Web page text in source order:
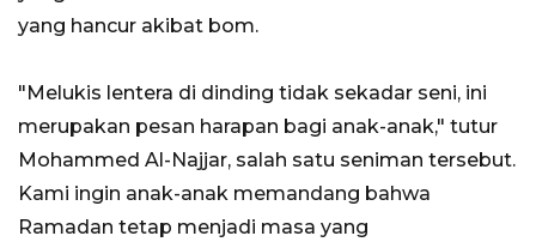
yang hancur akibat bom.
"Melukis lentera di dinding tidak sekadar seni, ini
merupakan pesan harapan bagi anak-anak," tutur
Mohammed Al-Najjar, salah satu seniman tersebut.
Kami ingin anak-anak memandang bahwa
Ramadan tetap menjadi masa yang